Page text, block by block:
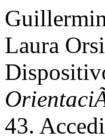
Laura
43.